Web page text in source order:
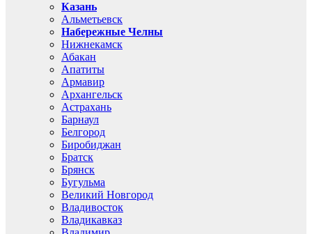
Казань
Альметьевск
Набережные Челны
Нижнекамск
Абакан
Апатиты
Армавир
Архангельск
Астрахань
Барнаул
Белгород
Биробиджан
Братск
Брянск
Бугульма
Великий Новгород
Владивосток
Владикавказ